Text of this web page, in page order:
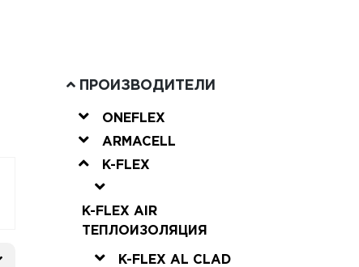
ПРОИЗВОДИТЕЛИ
ONEFLEX
ARMACELL
K-FLEX
K-FLEX AIR
ТЕПЛОИЗОЛЯЦИЯ
K-FLEX AL CLAD